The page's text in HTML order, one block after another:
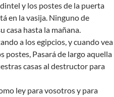
y los postes de la puerta
en la vasija. Ninguno de
casa hasta la mañana.
a los egipcios, y cuando vea
postes, Pasará de largo aquella
casas al destructor para
ley para vosotros y para